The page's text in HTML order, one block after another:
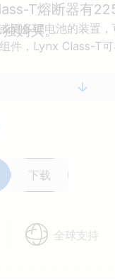
T熔断器有
购买。
更多锂电池的装置
件，Lynx Class-T
下载
全球支持